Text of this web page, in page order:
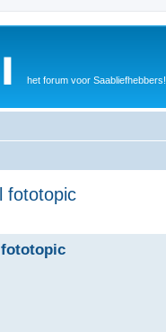
het forum voor Saabliefhebbers!
fototopic
fototopic